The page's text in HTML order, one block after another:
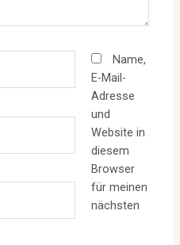
Name,
E-Mail-
Adresse
und
Website in
diesem
Browser
für meinen
nächsten